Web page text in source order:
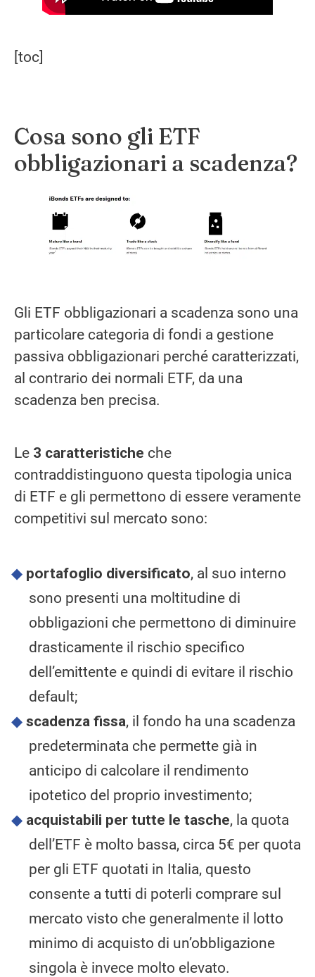
[toc]
Cosa sono gli ETF
obbligazionari a scadenza?
Gli ETF obbligazionari a scadenza sono una
particolare categoria di fondi a gestione
passiva obbligazionari perché caratterizzati,
al contrario dei normali ETF, da una
scadenza ben precisa.
Le 3 caratteristiche che
contraddistinguono questa tipologia unica
di ETF e gli permettono di essere veramente
competitivi sul mercato sono:
portafoglio diversificato, al suo interno
sono presenti una moltitudine di
obbligazioni che permettono di diminuire
drasticamente il rischio specifico
dell’emittente e quindi di evitare il rischio
default;
scadenza fissa, il fondo ha una scadenza
predeterminata che permette già in
anticipo di calcolare il rendimento
ipotetico del proprio investimento;
acquistabili per tutte le tasche, la quota
dell’ETF è molto bassa, circa 5€ per quota
per gli ETF quotati in Italia, questo
consente a tutti di poterli comprare sul
mercato visto che generalmente il lotto
minimo di acquisto di un’obbligazione
singola è invece molto elevato.